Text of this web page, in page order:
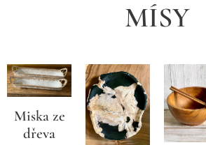
MÍSY
Miska ze
dřeva